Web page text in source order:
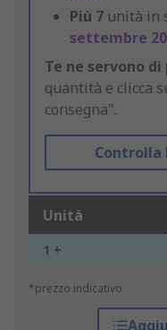
Più 7 unità in
settembre
Te ne servono di
quantità e clicca
consegna".
Controlla
Unità
1 +
*prezzo indicativo